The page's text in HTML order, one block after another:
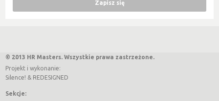
© 2013 HR Masters. Wszystkie prawa zastrzeżone.
Projekt i wykonanie:
Silence! & REDESIGNED
Sekcje: